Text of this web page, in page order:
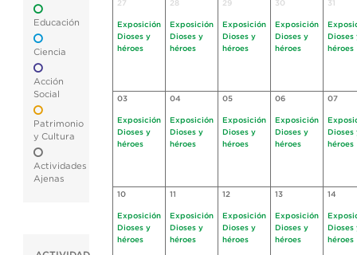
Educación
Ciencia
Acción
Social
Patrimonio
y Cultura
Actividades
Ajenas
27
Exposición
Dioses y
héroes
28
Exposición
Dioses y
héroes
29
Exposición
Dioses y
héroes
30
Exposición
Dioses y
héroes
31
Dioses
héroes
03
Exposición
Dioses y
héroes
04
Exposición
Dioses y
héroes
05
Exposición
Dioses y
héroes
06
Exposición
Dioses y
héroes
07
Dioses
héroes
10
Exposición
Dioses y
héroes
11
Exposición
Dioses y
héroes
12
Exposición
Dioses y
héroes
13
Exposición
Dioses y
héroes
14
Dioses
héroes